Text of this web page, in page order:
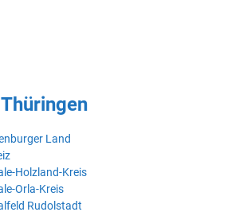
Land
Holzland-Kreis
Orla-Kreis
Rudolstadt